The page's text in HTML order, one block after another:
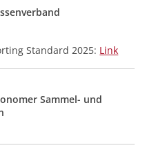
Standard 2025: Link
Sammel- und